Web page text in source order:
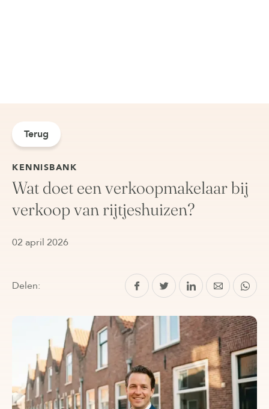
Terug
KENNISBANK
Wat doet een verkoopmakelaar bij
verkoop van rijtjeshuizen?
02 april 2026
Delen: